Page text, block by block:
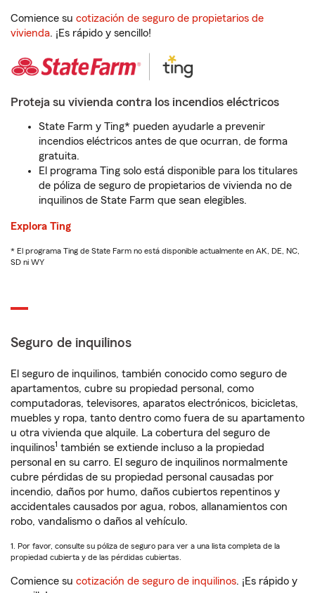
Comience su cotización de seguro de propietarios de
vivienda. ¡Es rápido y sencillo!
Proteja su vivienda contra los incendios eléctricos
State Farm y Ting* pueden ayudarle a prevenir
incendios eléctricos antes de que ocurran, de forma
gratuita.
El programa Ting solo está disponible para los titulares
de póliza de seguro de propietarios de vivienda no de
inquilinos de State Farm que sean elegibles.
Explora Ting
* El programa Ting de State Farm no está disponible actualmente en AK, DE, NC,
SD ni WY
Seguro de inquilinos
El seguro de inquilinos, también conocido como seguro de
apartamentos, cubre su propiedad personal, como
computadoras, televisores, aparatos electrónicos, bicicletas,
muebles y ropa, tanto dentro como fuera de su apartamento
u otra vivienda que alquile. La cobertura del seguro de
inquilinos1 también se extiende incluso a la propiedad
personal en su carro. El seguro de inquilinos normalmente
cubre pérdidas de su propiedad personal causadas por
incendio, daños por humo, daños cubiertos repentinos y
accidentales causados por agua, robos, allanamientos con
robo, vandalismo o daños al vehículo.
1. Por favor, consulte su póliza de seguro para ver a una lista completa de la
propiedad cubierta y de las pérdidas cubiertas.
Comience su cotización de seguro de inquilinos. ¡Es rápido y